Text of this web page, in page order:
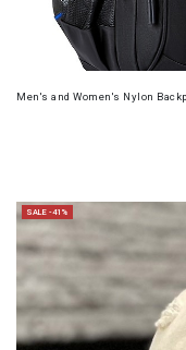
Men's and Women's Nylon
SALE -41%